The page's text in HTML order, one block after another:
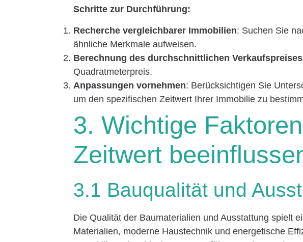
Schritte zur Durchführung:
Recherche vergleichbarer Immobilien: Suchen Sie
ähnliche Merkmale aufweisen.
Berechnung des durchschnittlichen Verkaufspreises
Quadratmeterpreis.
Anpassungen vornehmen: Berücksichtigen Sie
um den spezifischen Zeitwert Ihrer Immobilie zu
3. Wichtige
Zeitwert
3.1 Bauqualität und
Die Qualität der Baumaterialien und Ausstattung spielt
Materialien, moderne Haustechnik und energetische